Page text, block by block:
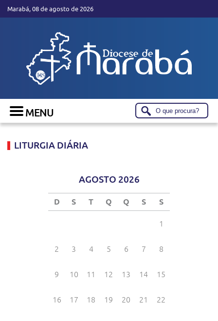
Marabá, 08 de agosto de 2026
LITURGIA DIÁRIA